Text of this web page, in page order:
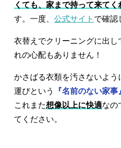
くても、家まで持って来てく
す。一度、 公式サイト で確認
衣替えでクリーニングに出
れの心配もありません！
かさばる衣類を汚さないよう
運びという
『名前のない家
これまた想像以上に快適なの
てください。